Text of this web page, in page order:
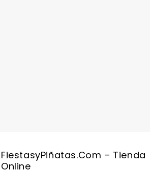
FiestasyPiñatas.com – Tienda
Online